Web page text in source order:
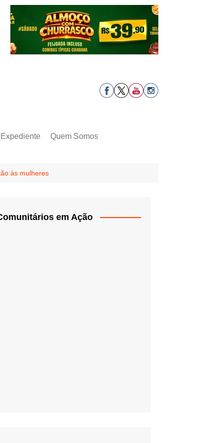
Expediente Quem Somos
às mulheres
em Ação